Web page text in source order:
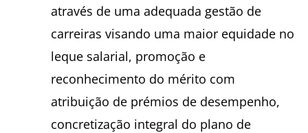
através de uma adequada gestão de
carreiras visando uma maior equidade no
leque salarial, promoção e
reconhecimento do mérito com
atribuição de prémios de desempenho,
concretização integral do plano de